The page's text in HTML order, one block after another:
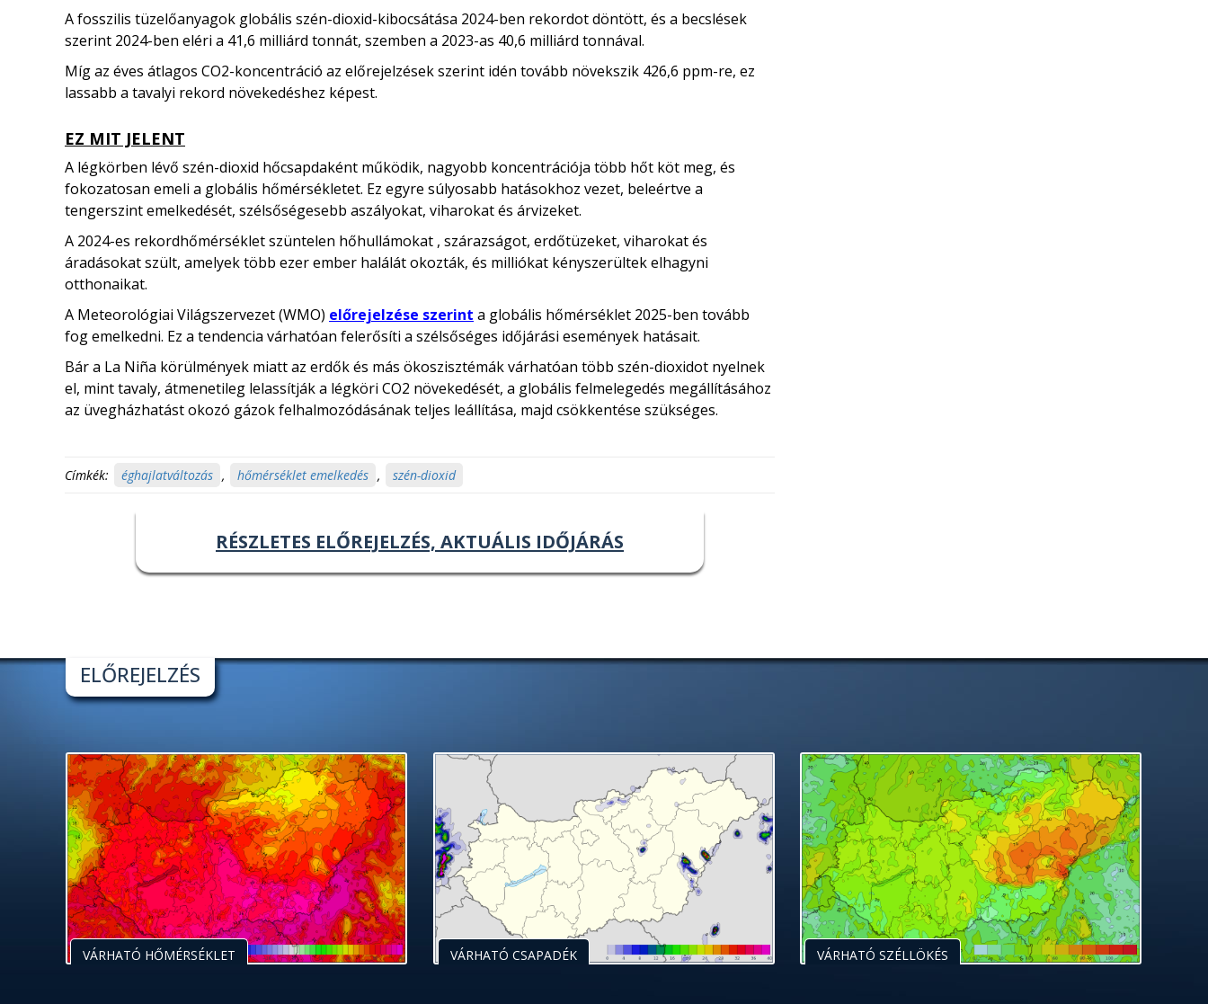
A fosszilis tüzelőanyagok globális szén-dioxid-kibocsátása 2024-ben rekordot döntött, és a becslések
szerint 2024-ben eléri a 41,6 milliárd tonnát, szemben a 2023-as 40,6 milliárd tonnával.
Míg az éves átlagos CO2-koncentráció az előrejelzések szerint idén tovább növekszik 426,6 ppm-re, ez
lassabb a tavalyi rekord növekedéshez képest.
EZ MIT JELENT
A légkörben lévő szén-dioxid hőcsapdaként működik, nagyobb koncentrációja több hőt köt meg, és
fokozatosan emeli a globális hőmérsékletet. Ez egyre súlyosabb hatásokhoz vezet, beleértve a
tengerszint emelkedését, szélsőségesebb aszályokat, viharokat és árvizeket.
A 2024-es rekordhőmérséklet szüntelen hőhullámokat , szárazságot, erdőtüzeket, viharokat és
áradásokat szült, amelyek több ezer ember halálát okozták, és milliókat kényszerültek elhagyni
otthonaikat.
A Meteorológiai Világszervezet (WMO) előrejelzése szerint a globális hőmérséklet 2025-ben tovább
fog emelkedni. Ez a tendencia várhatóan felerősíti a szélsőséges időjárási események hatásait.
Bár a La Niña körülmények miatt az erdők és más ökoszisztémák várhatóan több szén-dioxidot nyelnek
el, mint tavaly, átmenetileg lelassítják a légköri CO2 növekedését, a globális felmelegedés megállításához
az üvegházhatást okozó gázok felhalmozódásának teljes leállítása, majd csökkentése szükséges.
Címkék: éghajlatváltozás , hőmérséklet emelkedés , szén-dioxid
RÉSZLETES ELŐREJELZÉS, AKTUÁLIS IDŐJÁRÁS
ELŐREJELZÉS
VÁRHATÓ HŐMÉRSÉKLET VÁRHATÓ CSAPADÉK VÁRHATÓ SZÉLLÖKÉS